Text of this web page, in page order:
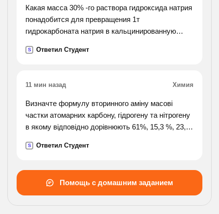
Какая масса 30% -го раствора гидроксида натрия
понадобится для превращения 1т
гидрокарбоната натрия в кальцинированную
S Ответил Студент
11 мин назад Химия
Визначте формулу вторинного аміну масові
частки атомарних карбону, гідрогену та нітрогену
в якому відповідно дорівнюють 61%, 15,3 %, 23,7
S Ответил Студент
Помощь с домашним заданием